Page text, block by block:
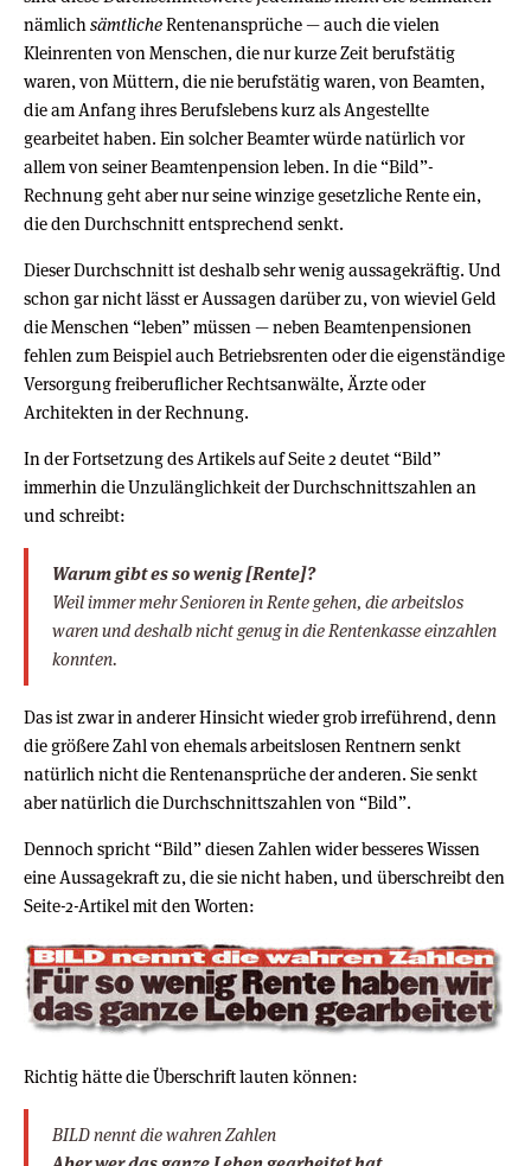
nämlich sämtlicheRentenansprüche — auch die vielen
Kleinrenten von Menschen, die nur kurze Zeit berufstätig
waren, von Müttern, die nie berufstätig waren, von Beamten,
die am Anfang ihres Berufslebens kurz als Angestellte
gearbeitet haben. Ein solcher Beamter würde natürlich vor
allem von seiner Beamtenpension leben. In die “Bild”-
Rechnung geht aber nur seine winzige gesetzliche Rente ein,
die den Durchschnitt entsprechend senkt.
Dieser Durchschnitt ist deshalb sehr wenig aussagekräftig. Und
schon gar nicht lässt er Aussagen darüber zu, von wieviel Geld
die Menschen “leben” müssen — neben Beamtenpensionen
fehlen zum Beispiel auch Betriebsrenten oder die eigenständige
Versorgung freiberuflicher Rechtsanwälte, Ärzte oder
Architekten in der Rechnung.
In der Fortsetzung des Artikels auf Seite 2 deutet “Bild”
immerhin die Unzulänglichkeit der Durchschnittszahlen an
und schreibt:
Warum gibt es so wenig [Rente]?
Weil immer mehr Senioren in Rente gehen, die arbeitslos
waren und deshalb nicht genug in die Rentenkasse einzahlen
konnten.
Das ist zwar in anderer Hinsicht wieder grob irreführend, denn
die größere Zahl von ehemals arbeitslosen Rentnern senkt
natürlich nicht die Rentenansprüche der anderen. Sie senkt
aber natürlich die Durchschnittszahlen von “Bild”.
Dennoch spricht “Bild” diesen Zahlen wider besseres Wissen
eine Aussagekraft zu, die sie nicht haben, und überschreibt den
Seite-2-Artikel mit den Worten:
Richtig hätte die Überschrift lauten können:
BILD nennt die wahren Zahlen